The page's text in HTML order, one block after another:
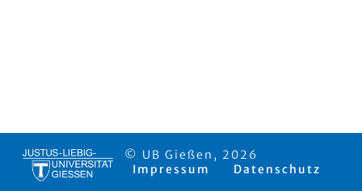
© UB Gießen, 2026
Impressum
Datenschutz